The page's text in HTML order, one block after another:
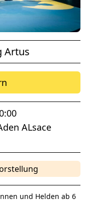
Artus
ALsace
und Helden ab 6